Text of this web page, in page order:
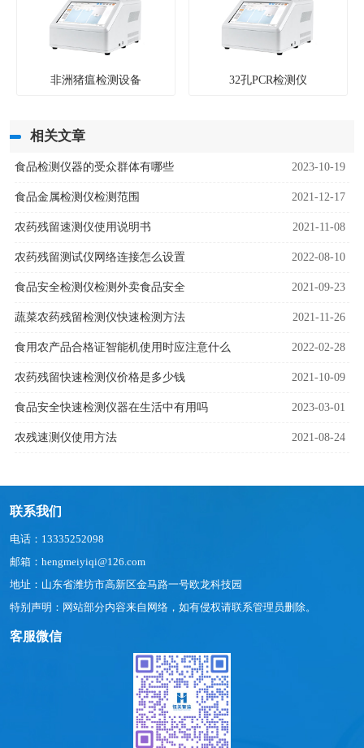
非洲猪瘟检测设备 32孔PCR检测仪
相关文章
食品检测仪器的受众群体有哪些 2023-10-19
食品金属检测仪检测范围 2021-12-17
农药残留速测仪使用说明书 2021-11-08
农药残留测试仪网络连接怎么设置 2022-08-10
食品安全检测仪检测外卖食品安全 2021-09-23
蔬菜农药残留检测仪快速检测方法 2021-11-26
食用农产品合格证智能机使用时应注意什么 2022-02-28
农药残留快速检测仪价格是多少钱 2021-10-09
食品安全快速检测仪器在生活中有用吗 2023-03-01
农残速测仪使用方法 2021-08-24
联系我们
电话：13335252098
邮箱：hengmeiyiqi@126.com
地址：山东省潍坊市高新区金马路一号欧龙科技园
特别声明：网站部分内容来自网络，如有侵权请联系管理员删除。
客服微信